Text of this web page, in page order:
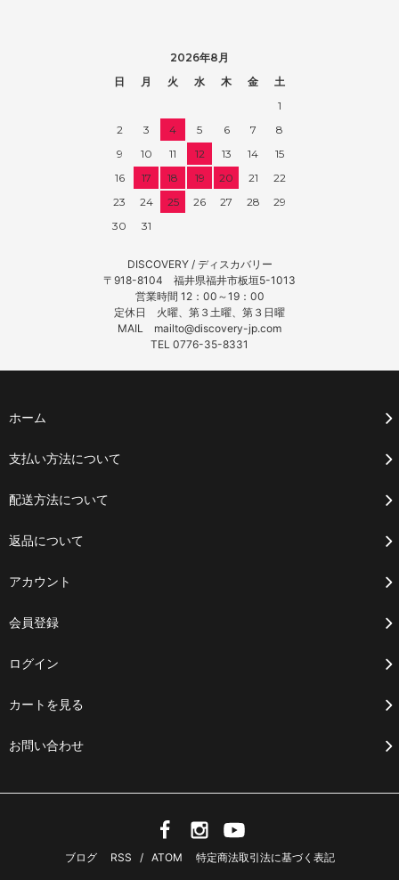
2026年8月
日
月 火 水 木 金
土
1
2
3 4 5 6 7
8
9
10 11 12 13 14
15
16
17 18 19 20 21
22
23
24 25 26 27 28
29
30
31
DISCOVERY / ディスカバリー
〒918-8104 福井県福井市板垣5-1013
営業時間 12：00～19：00
定休日 火曜、第３土曜、第３日曜
MAIL mailto@discovery-jp.com
TEL 0776-35-8331
ホーム
支払い方法について
配送方法について
返品について
アカウント
会員登録
ログイン
カートを見る
お問い合わせ
ブログ RSS / ATOM 特定商法取引法に基づく表記